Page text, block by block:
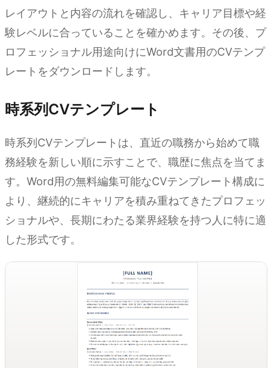
レイアウトと内容の流れを確認し、キャリア目標や経
験レベルに合っていることを確かめます。その後、プ
ロフェッショナル用途向けにWord文書用のCVテンプ
レートをダウンロードします。
時系列CVテンプレート
時系列CVテンプレートは、直近の職務から始めて職
務経験を新しい順に示すことで、職歴に焦点を当てま
す。Word用の無料編集可能なCVテンプレート構成に
より、継続的にキャリアを積み重ねてきたプロフェッ
ショナルや、長期にわたる業界経験を持つ人に特に適
した形式です。